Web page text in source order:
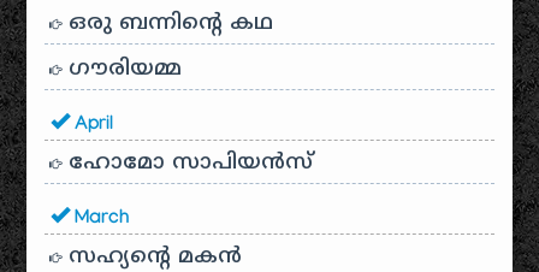
ഒരു ബന്നിന്റെ കഥ
ഗൗരിയമ്മ
April
ഹോമോ സാപിയൻസ്
March
സഹ്യന്റെ മകൻ